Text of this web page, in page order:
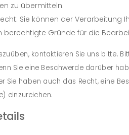
zu übermitteln.
Sie können der Verarbeitung
berechtigte Gründe für die
kontaktieren Sie uns bitte.
Sie eine Beschwerde darüber
Sie haben auch das Recht, eine
einzureichen.